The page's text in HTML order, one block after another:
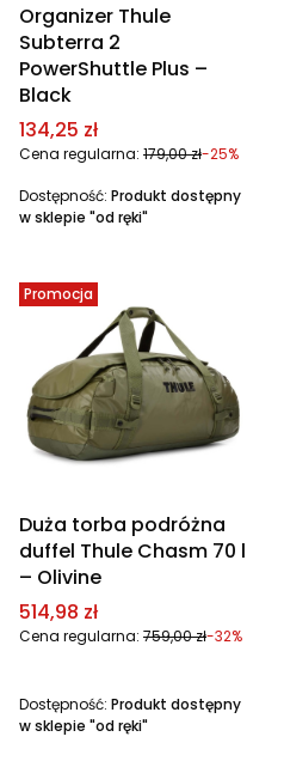
Organizer Thule
Subterra 2
PowerShuttle Plus –
Black
Cena promocyjna
134,25 zł
Cena regularna: 179,00 zł-25%
Dostępność: Produkt dostępny
w sklepie "od ręki"
Promocja
Duża torba podróżna
duffel Thule Chasm 70 l
– Olivine
Cena promocyjna
514,98 zł
Cena regularna: 759,00 zł-32%
Dostępność: Produkt dostępny
w sklepie "od ręki"